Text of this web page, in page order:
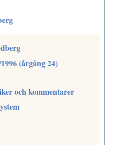
(årgång 24)
och kommentarer